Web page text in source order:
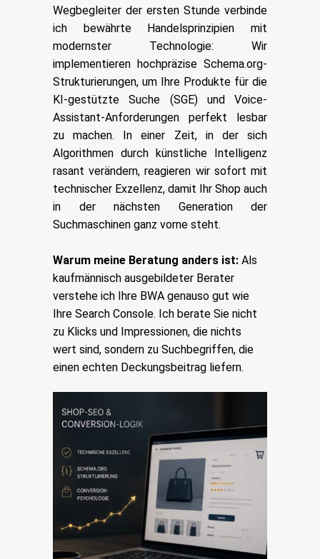
Wegbegleiter der ersten Stunde verbinde
ich bewährte Handelsprinzipien mit
modernster Technologie: Wir
implementieren hochpräzise Schema.org-
Strukturierungen, um Ihre Produkte für die
KI-gestützte Suche (SGE) und Voice-
Assistant-Anforderungen perfekt lesbar
zu machen. In einer Zeit, in der sich
Algorithmen durch künstliche Intelligenz
rasant verändern, reagieren wir sofort mit
technischer Exzellenz, damit Ihr Shop auch
in der nächsten Generation der
Suchmaschinen ganz vorne steht.
Warum meine Beratung anders ist: Als
kaufmännisch ausgebildeter Berater
verstehe ich Ihre BWA genauso gut wie
Ihre Search Console. Ich berate Sie nicht
zu Klicks und Impressionen, die nichts
wert sind, sondern zu Suchbegriffen, die
einen echten Deckungsbeitrag liefern.